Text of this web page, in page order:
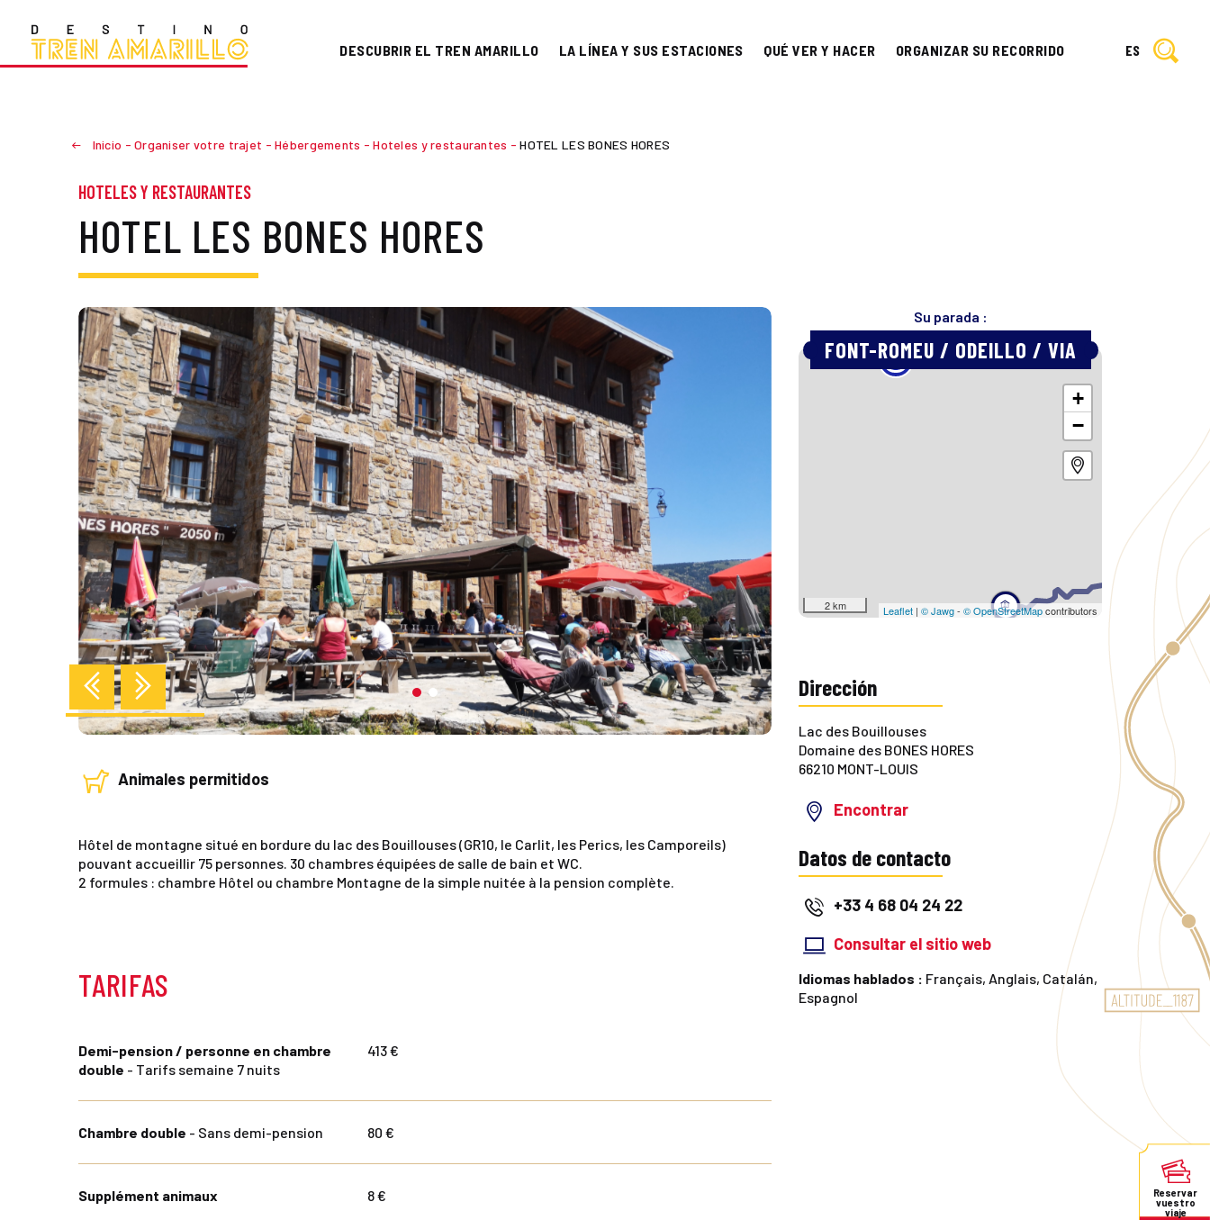
DESCUBRIR EL TREN AMARILLO LA LÍNEA Y SUS ESTACIONES QUÉ VER Y HACER ORGANIZAR SU RECORRIDO ES
Reservar
vuestro
viaje
Inicio -Organiser votre trajet -Hébergements -Hoteles y restaurantes -HOTEL LES BONES HORES
HOTELES Y RESTAURANTES
HOTEL LES BONES HORES
Anterior
Próximo
Animales permitidos
Hôtel de montagne situé en bordure du lac des Bouillouses (GR10, le Carlit, les Perics, les Camporeils)
pouvant accueillir 75 personnes. 30 chambres équipées de salle de bain et WC.
2 formules : chambre Hôtel ou chambre Montagne de la simple nuitée à la pension complète.
TARIFAS
Demi-pension / personne en chambre
double - Tarifs semaine 7 nuits
413 €
Chambre double - Sans demi-pension 80 €
Supplément animaux 8 €
Su parada :
FONT-ROMEU / ODEILLO / VIA
+
−
2 km Leaflet | © Jawg- © OpenStreetMapcontributors
Dirección
Lac des Bouillouses
Domaine des BONES HORES
66210 MONT-LOUIS
Encontrar
Datos de contacto
+33 4 68 04 24 22
Consultar el sitio web
Idiomas hablados : Français, Anglais, Catalán,
Espagnol